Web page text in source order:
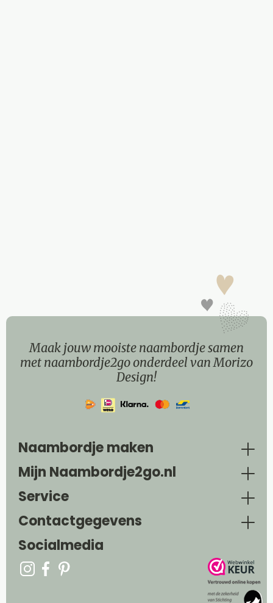
Maak jouw mooiste naambordje samen
met naambordje2go onderdeel van Morizo
Design!
Naambordje maken
Mijn Naambordje2go.nl
Service
Contactgegevens
Socialmedia